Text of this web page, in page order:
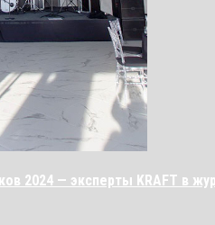
2024 — эксперты KRAFT в